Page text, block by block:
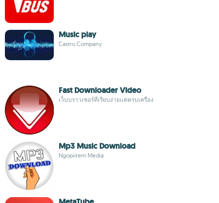
Music play
Castro.Company
Fast Downloader Video
เว็บบราวเซอร์ที่เรียบง่ายแต่ครบเครื่อง
Mp3 Music Download
Ngopiitem Media